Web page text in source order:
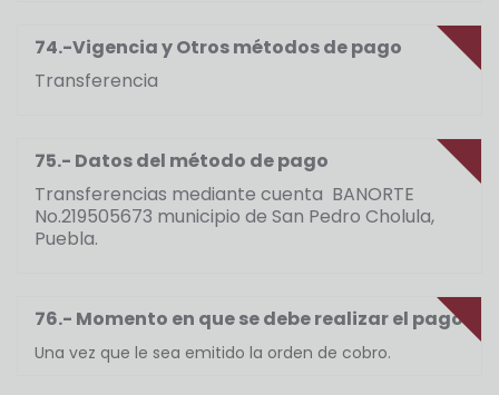
74.-Vigencia y Otros métodos de pago
Transferencia
75.- Datos del método de pago
Transferencias mediante cuenta BANORTE
No.219505673 municipio de San Pedro Cholula,
Puebla.
76.- Momento en que se debe realizar el pago
Una vez que le sea emitido la orden de cobro.